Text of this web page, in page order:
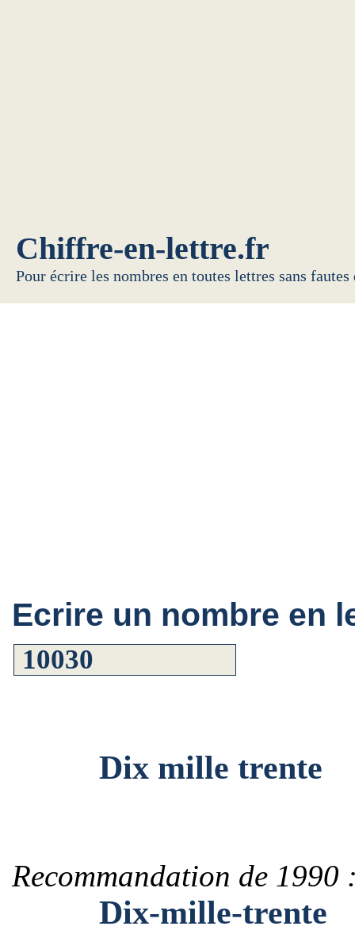
Chiffre-en-lettre.fr
Pour écrire les nombres en toutes lettres sans
Ecrire un nombre en
Dix mille trente
Recommandation de 1990
Dix-mille-trente